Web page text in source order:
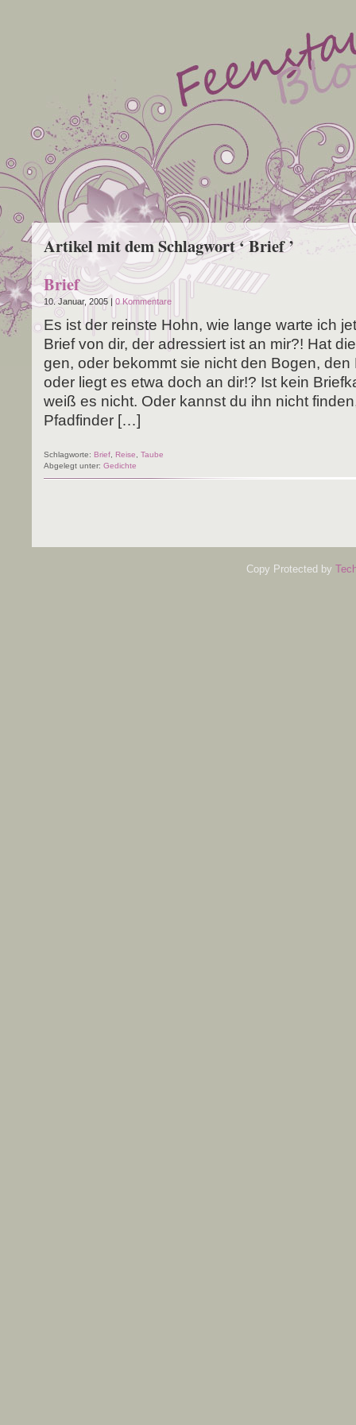
Artikel mit dem Schlagwort ‘ Brief ’
Brief
10. Januar, 2005 | 0 Kommentare
Es ist der reins­te Hohn, wie lan­ge war­te ich
Brief von dir, der adres­siert ist an mir?! Hat
gen, oder bekommt sie nicht den Bogen, den
oder liegt es etwa doch an dir!? Ist kein
weiß es nicht. Oder kannst du ihn nicht
Pfadfinder […]
Schlagworte: Brief Reise
Taube
Abgelegt unter: Gedichte
Copy Protected by